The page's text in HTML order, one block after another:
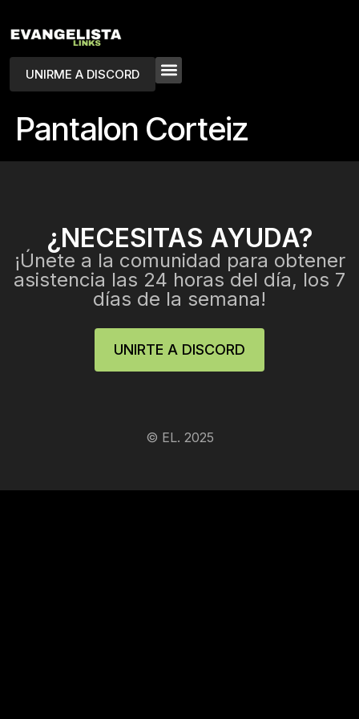
UNIRME A DISCORD
Pantalon Corteiz
¿NECESITAS AYUDA?
¡Únete a la comunidad para obtener
asistencia las 24 horas del día, los 7
días de la semana!
UNIRTE A DISCORD
© EL. 2025